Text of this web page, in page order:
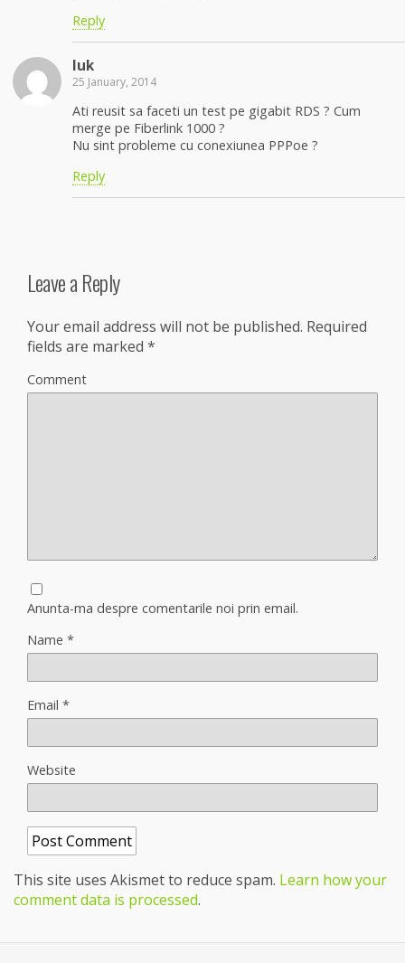
Reply
luk
25 January, 2014
Ati reusit sa faceti un test pe gigabit RDS ? Cum
merge pe Fiberlink 1000 ?
Nu sint probleme cu conexiunea PPPoe ?
Reply
Leave a Reply
Your email address will not be published. Required
fields are marked *
Comment
Anunta-ma despre comentarile noi prin email.
Name *
Email *
Website
This site uses Akismet to reduce spam. Learn how your
comment data is processed.